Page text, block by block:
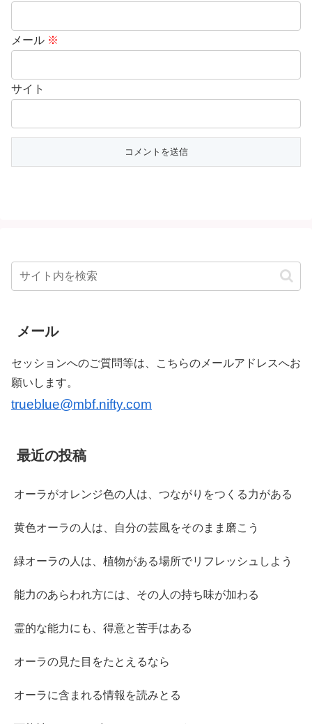
メール ※
サイト
メール
セッションへのご質問等は、こちらのメールアドレスへお
願いします。
trueblue@mbf.nifty.com
最近の投稿
オーラがオレンジ色の人は、つながりをつくる力がある
黄色オーラの人は、自分の芸風をそのまま磨こう
緑オーラの人は、植物がある場所でリフレッシュしよう
能力のあらわれ方には、その人の持ち味が加わる
霊的な能力にも、得意と苦手はある
オーラの見た目をたとえるなら
オーラに含まれる情報を読みとる